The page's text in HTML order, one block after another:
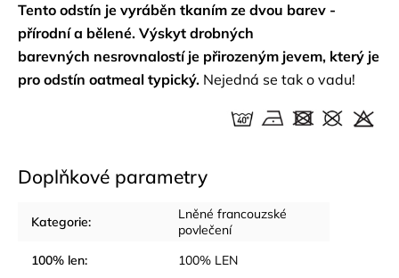
Tento odstín je vyráběn tkaním ze dvou barev -
přírodní a bělené. Výskyt drobných
barevných nesrovnalostí je přirozeným jevem, který je
pro odstín oatmeal typický. Nejedná se tak o vadu!
Doplňkové parametry
Kategorie:
Lněné francouzské
povlečení
100% len: 100% LEN